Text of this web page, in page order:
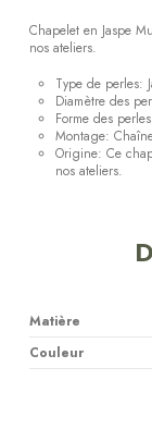
Chapelet en Jaspe
nos ateliers.
Type de perles:
Diamètre des
Forme des
Montage:
Origine: Ce
nos ateliers.
Matière
Couleur